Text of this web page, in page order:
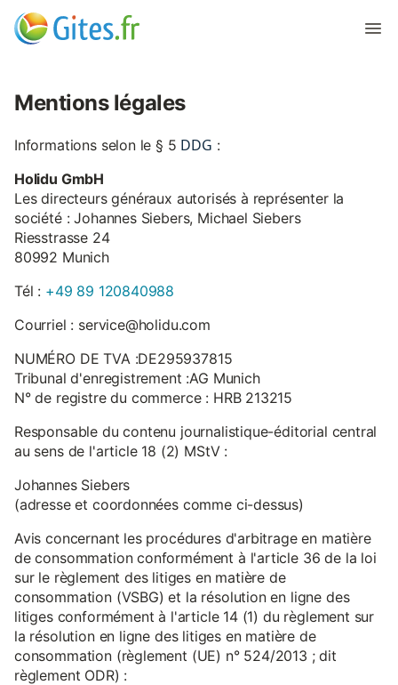
Mentions légales
Informations selon le § 5 DDG :
Holidu GmbH
Les directeurs généraux autorisés à représenter la
société : Johannes Siebers, Michael Siebers
Riesstrasse 24
80992 Munich
Tél : +49 89 120840988
Courriel : service@holidu.com
NUMÉRO DE TVA :DE295937815
Tribunal d'enregistrement :AG Munich
N° de registre du commerce : HRB 213215
Responsable du contenu journalistique-éditorial central
au sens de l'article 18 (2) MStV :
Johannes Siebers
(adresse et coordonnées comme ci-dessus)
Avis concernant les procédures d'arbitrage en matière
de consommation conformément à l'article 36 de la loi
sur le règlement des litiges en matière de
consommation (VSBG) et la résolution en ligne des
litiges conformément à l'article 14 (1) du règlement sur
la résolution en ligne des litiges en matière de
consommation (règlement (UE) n° 524/2013 ; dit
règlement ODR) :